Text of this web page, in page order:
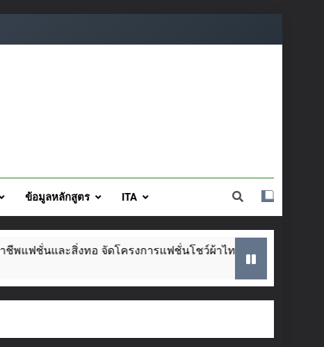
ข้อมูลหลักสูตร ITA
งทอ จัดโครงการแฟชั่นโชว์ผ้าไทย สไตล์โมเดิร์น วันที่ ๕ ส.ค. นี้